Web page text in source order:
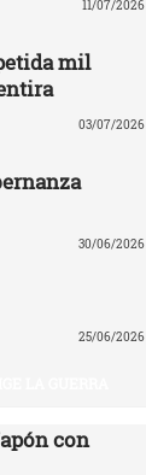
11/07/2026
mil
03/07/2026
30/06/2026
25/06/2026
con